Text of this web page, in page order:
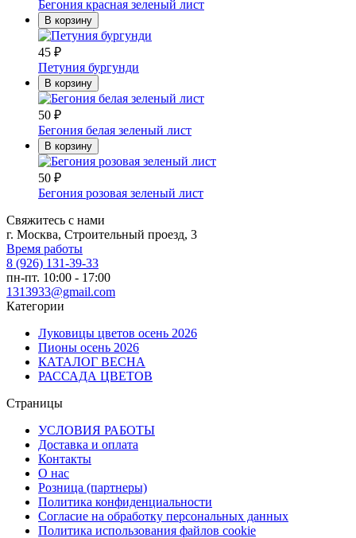
Бегония красная зеленый лист
В корзину
45 ₽
Петуния бургунди
В корзину
50 ₽
Бегония белая зеленый лист
В корзину
50 ₽
Бегония розовая зеленый лист
Свяжитесь с нами
г. Москва, Строительный проезд, 3
Время работы
8 (926) 131-39-33
пн-пт. 10:00 - 17:00
1313933@gmail.com
Категории
Луковицы цветов осень 2026
Пионы осень 2026
КАТАЛОГ ВЕСНА
РАССАДА ЦВЕТОВ
Страницы
УСЛОВИЯ РАБОТЫ
Доставка и оплата
Контакты
О наc
Розница (партнеры)
Политика конфиденциальности
Согласие на обработку персональных данных
Политика использования файлов сookie